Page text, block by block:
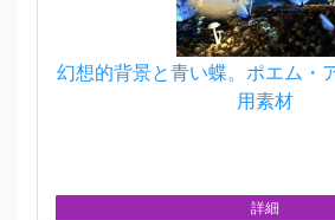
幻想的背景と青い蝶。ポエム・
用素材
詳細